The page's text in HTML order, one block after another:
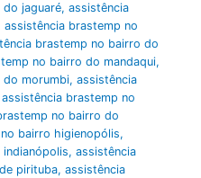
jaguaré, assistência
assistência brastemp no
brastemp no bairro do
no bairro do mandaqui,
morumbi, assistência
assistência brastemp no
no bairro do
bairro higienopólis,
, assistência
pirituba, assistência